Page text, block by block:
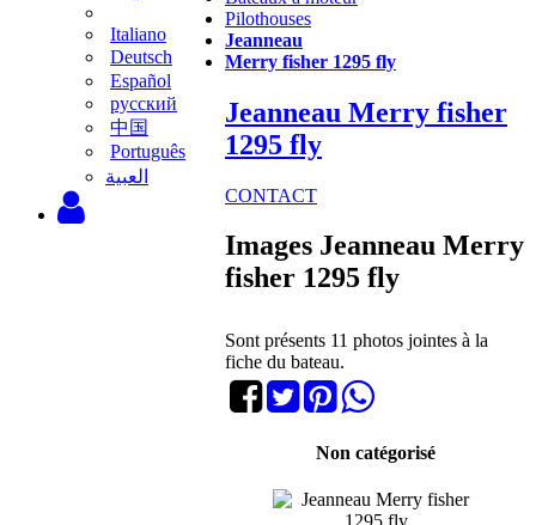
Italiano
Deutsch
Español
русский
中国
Português
‫العبية
Pilothouses
Jeanneau
Merry fisher 1295 fly
Jeanneau Merry fisher
1295 fly
CONTACT
Images Jeanneau Merry
fisher 1295 fly
Sont présents 11 photos jointes à la
fiche du bateau.
Non catégorisé